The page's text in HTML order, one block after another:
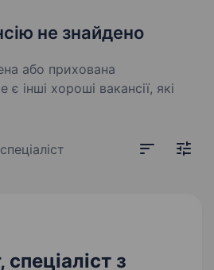
не знайдено
або прихована
інші хороші вакансії, які
з